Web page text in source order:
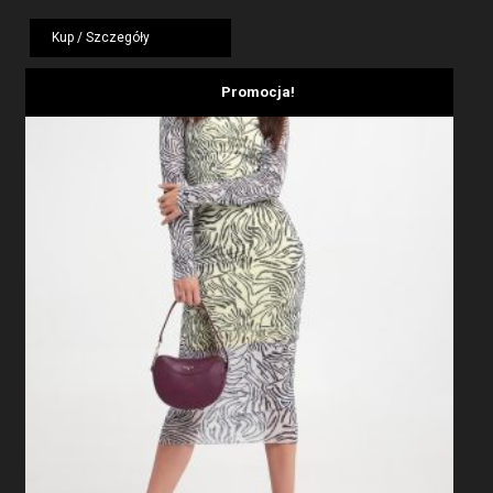
wynosiła:
Kup / Szczegóły
Promocja!